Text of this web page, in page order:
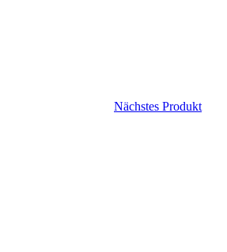
Nächstes Produkt